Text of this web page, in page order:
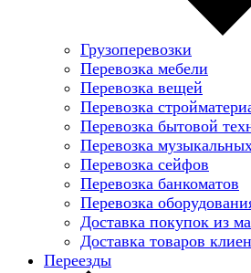
Грузоперевозки
Перевозка мебели
Перевозка вещей
Перевозка
Перевозка бытовой
Перевозка
Перевозка сейфов
Перевозка банкоматов
Перевозка
Доставка покупок из
Доставка товаров
Переезды